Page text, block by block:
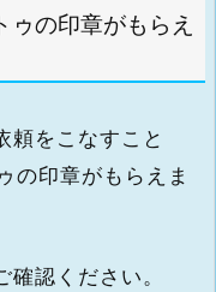
の印章がもらえ
頼をこなすこと
の印章がもらえま
認ください。